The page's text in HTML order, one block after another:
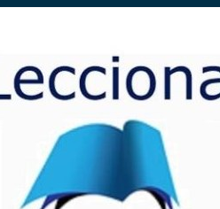
Automotriz 200 horas